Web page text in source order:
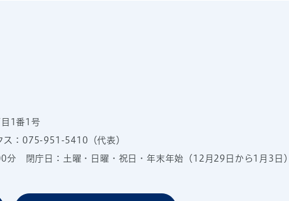
1番1号
ス：075-951-5410（代表）
分 閉庁日：土曜・日曜・祝日・年末年始（12月29日から1月3日）